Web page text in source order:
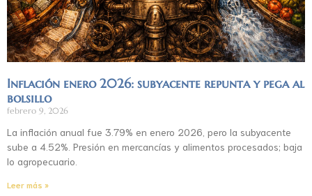
Inflación enero 2026: subyacente repunta y pega al
bolsillo
febrero 9, 2026
La inflación anual fue 3.79% en enero 2026, pero la subyacente
sube a 4.52%. Presión en mercancías y alimentos procesados; baja
lo agropecuario.
Leer más »